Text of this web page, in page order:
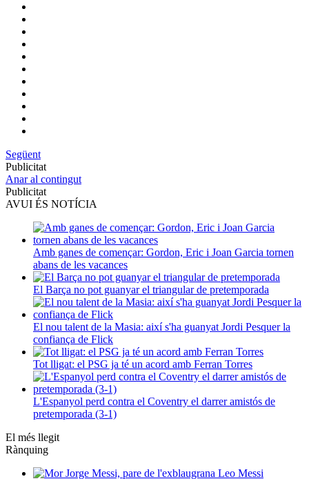
Següent
Publicitat
Anar al contingut
Publicitat
AVUI ÉS NOTÍCIA
Amb ganes de començar: Gordon, Eric i Joan Garcia tornen
abans de les vacances
El Barça no pot guanyar el triangular de pretemporada
El nou talent de la Masia: així s'ha guanyat Jordi Pesquer la
confiança de Flick
Tot lligat: el PSG ja té un acord amb Ferran Torres
L'Espanyol perd contra el Coventry el darrer amistós de
pretemporada (3-1)
El més llegit
Rànquing